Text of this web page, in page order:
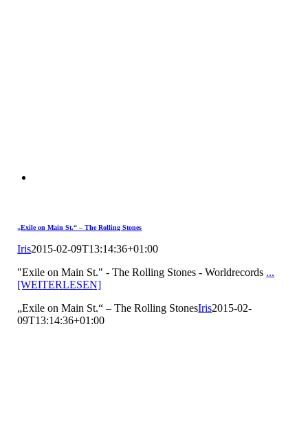
„Exile on Main St.“ – The Rolling Stones
Iris2015-02-09T13:14:36+01:00
"Exile on Main St." - The Rolling Stones - Worldrecords ...
[WEITERLESEN]
„Exile on Main St.“ – The Rolling StonesIris2015-02-
09T13:14:36+01:00